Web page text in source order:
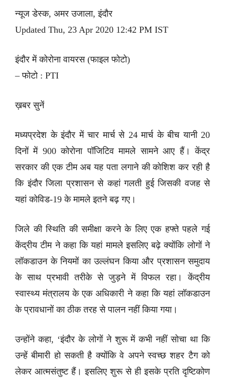
न्यूज डेस्क, अमर उजाला, इंदौर
Updated Thu, 23 Apr 2020 12:42 PM IST
इंदौर में कोरोना वायरस (फाइल फोटो)
– फोटो : PTI
ख़बर सुनें
मध्यप्रदेश के इंदौर में चार मार्च से 24 मार्च के बीच यानी 20
दिनों में 900 कोरोना पॉजिटिव मामले सामने आए हैं। केंद्र
सरकार की एक टीम अब यह पता लगाने की कोशिश कर रही है
कि इंदौर जिला प्रशासन से कहां गलती हुई जिसकी वजह से
यहां कोविड-19 के मामले इतने बढ़ गए।
जिले की स्थिति की समीक्षा करने के लिए एक हफ्ते पहले गई
केंद्रीय टीम ने कहा कि यहां मामले इसलिए बढ़े क्योंकि लोगों ने
लॉकडाउन के नियमों का उल्लंघन किया और प्रशासन समुदाय
के साथ प्रभावी तरीके से जुड़ने में विफल रहा। केंद्रीय
स्वास्थ्य मंत्रालय के एक अधिकारी ने कहा कि यहां लॉकडाउन
के प्रावधानों का ठीक तरह से पालन नहीं किया गया।
उन्होंने कहा, ‘इंदौर के लोगों ने शुरू में कभी नहीं सोचा था कि
उन्हें बीमारी हो सकती है क्योंकि वे अपने स्वच्छ शहर टैग को
लेकर आत्मसंतुष्ट हैं। इसलिए शुरू से ही इसके प्रति दृष्टिकोण